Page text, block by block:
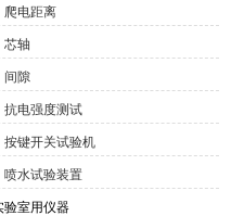
爬电距离
芯轴
间隙
抗电强度测试
按键开关试验机
喷水试验装置
验室用仪器